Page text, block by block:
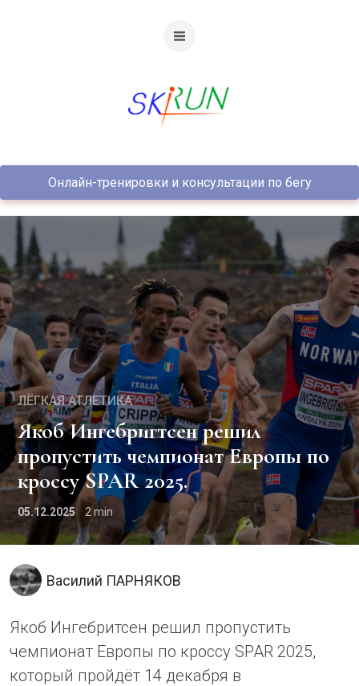
Онлайн-тренировки и консультации по бегу
ЛЁГКАЯ АТЛЕТИКА
Якоб Ингебригтсен решил
пропустить чемпионат Европы по
кроссу SPAR 2025.
05.12.2025 2
Василий ПАРНЯКОВ
Якоб Ингебритсен решил пропустить
чемпионат Европы по кроссу SPAR 2025,
который пройдёт 14 декабря в